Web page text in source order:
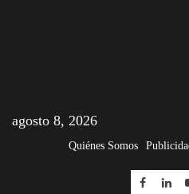
agosto 8, 2026
Quiénes Somos